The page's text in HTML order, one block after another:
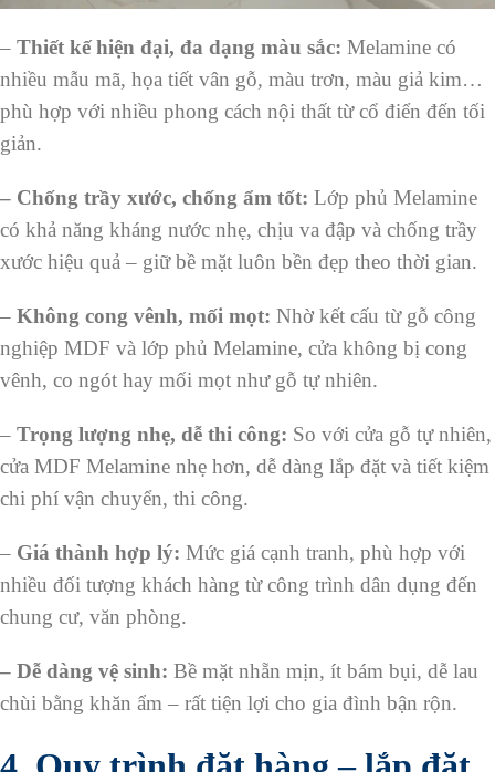
– Thiết kế hiện đại, đa dạng màu sắc: Melamine có
nhiều mẫu mã, họa tiết vân gỗ, màu trơn, màu giả kim…
phù hợp với nhiều phong cách nội thất từ cổ điển đến tối
giản.
– Chống trầy xước, chống ẩm tốt: Lớp phủ Melamine
có khả năng kháng nước nhẹ, chịu va đập và chống trầy
xước hiệu quả – giữ bề mặt luôn bền đẹp theo thời gian.
– Không cong vênh, mối mọt: Nhờ kết cấu từ gỗ công
nghiệp MDF và lớp phủ Melamine, cửa không bị cong
vênh, co ngót hay mối mọt như gỗ tự nhiên.
– Trọng lượng nhẹ, dễ thi công: So với cửa gỗ tự nhiên,
cửa MDF Melamine nhẹ hơn, dễ dàng lắp đặt và tiết kiệm
chi phí vận chuyển, thi công.
– Giá thành hợp lý: Mức giá cạnh tranh, phù hợp với
nhiều đối tượng khách hàng từ công trình dân dụng đến
chung cư, văn phòng.
– Dễ dàng vệ sinh: Bề mặt nhẵn mịn, ít bám bụi, dễ lau
chùi bằng khăn ẩm – rất tiện lợi cho gia đình bận rộn.